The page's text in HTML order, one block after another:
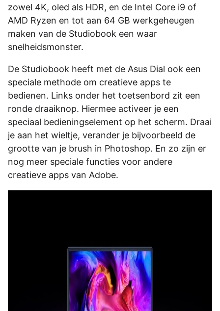
zowel 4K, oled als HDR, en de Intel Core i9 of
AMD Ryzen en tot aan 64 GB werkgeheugen
maken van de Studiobook een waar
snelheidsmonster.
De Studiobook heeft met de Asus Dial ook een
speciale methode om creatieve apps te
bedienen. Links onder het toetsenbord zit een
ronde draaiknop. Hiermee activeer je een
speciaal bedieningselement op het scherm. Draai
je aan het wieltje, verander je bijvoorbeeld de
grootte van je brush in Photoshop. En zo zijn er
nog meer speciale functies voor andere
creatieve apps van Adobe.